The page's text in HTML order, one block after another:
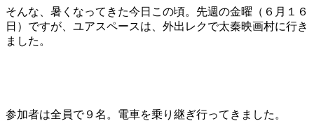
そんな、暑くなってきた今日この頃。先週の金曜（６月１６
日）ですが、ユアスペースは、外出レクで太秦映画村に行き
ました。
参加者は全員で９名。電車を乗り継ぎ行ってきました。